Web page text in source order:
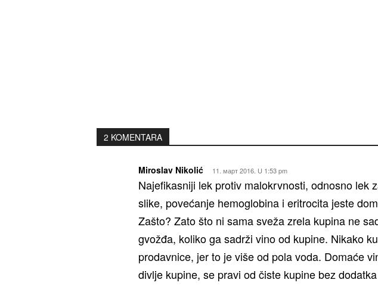
2 KOMENTARA
Miroslav Nikolić 11. март 2016. U 1:53 pm
Najefikasniji lek protiv malokrvnosti, odnosno lek
slike, povećanje hemoglobina i eritrocita jeste
Zašto? Zato što ni sama sveža zrela kupina ne
gvožđa, koliko ga sadrži vino od kupine. Nikako
prodavnice, jer to je više od pola voda. Domaće
divlje kupine, se pravi od čiste kupine bez